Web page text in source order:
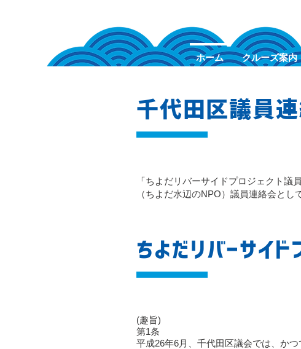
ホーム クルーズ案内
千代田区議員
「ちよだリバーサイドプロジェクト
（ちよだ水辺のNPO）議員連絡会とし
ちよだリバーサイ
(趣旨)
第1条
平成26年6月、千代田区議会では、か